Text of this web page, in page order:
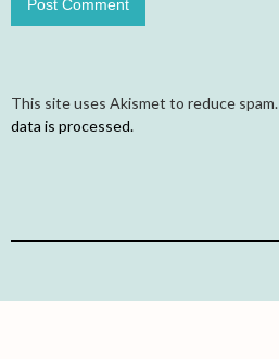
This site uses Akismet to reduce spam.
data is processed.